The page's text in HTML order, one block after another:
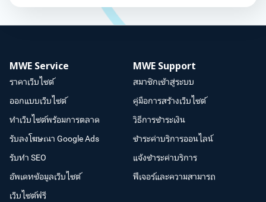
MWE Service
ราคาเว็บไซต์
ออกแบบเว็บไซต์
ทำเว็บไซต์พร้อมการตลาด
รับลงโฆษณา Google Ads
รับทำ SEO
อัพเดทข้อมูลเว็บไซต์
เว็บไซต์ฟรี
MWE Support
สมาชิกเข้าสู่ระบบ
คู่มือการสร้างเว็บไซต์
วิธีการชำระเงิน
ชำระค่าบริการออนไลน์
แจ้งชำระค่าบริการ
ฟีเจอร์และความสามารถ